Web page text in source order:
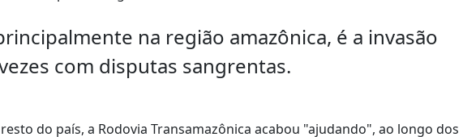
na região amazônica, é a invasão
com disputas sangrentas.